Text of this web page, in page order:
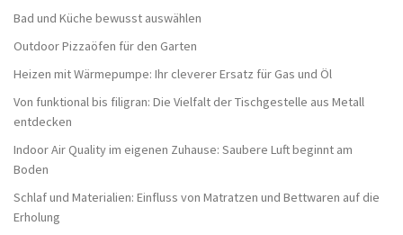
Bad und Küche bewusst auswählen
Outdoor Pizzaöfen für den Garten
Heizen mit Wärmepumpe: Ihr cleverer Ersatz für Gas und Öl
Von funktional bis filigran: Die Vielfalt der Tischgestelle aus Metall
entdecken
Indoor Air Quality im eigenen Zuhause: Saubere Luft beginnt am
Boden
Schlaf und Materialien: Einfluss von Matratzen und Bettwaren auf die
Erholung